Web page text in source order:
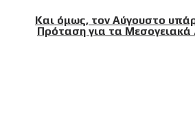
Και όμως, τον Αύγουστο
Πρόταση για τα